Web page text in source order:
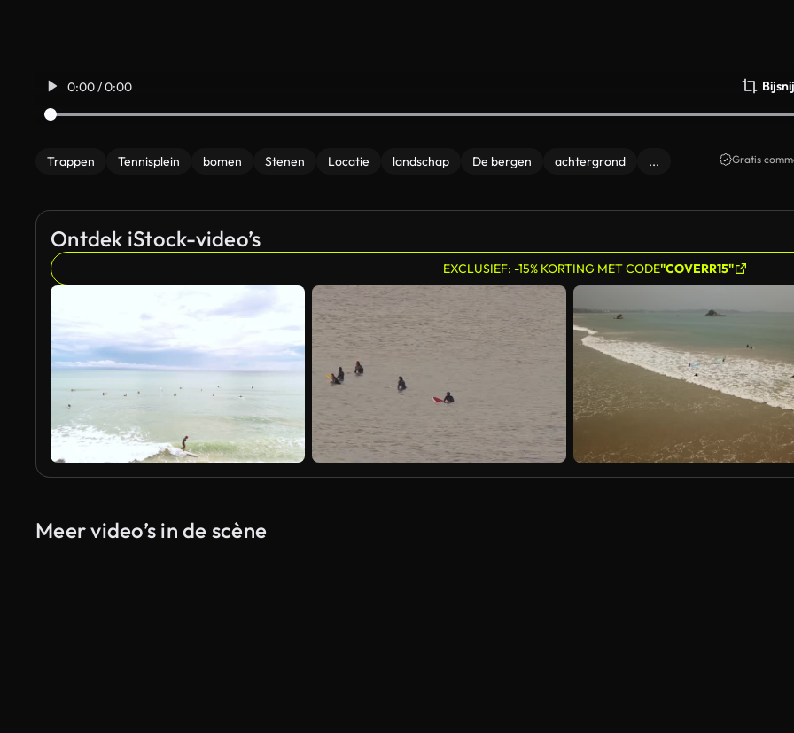
0:00 / 0:00
Trappen Tennisplein bomen Stenen Locatie landschap De bergen achtergrond ... Gratis
Ontdek iStock-video’s
EXCLUSIEF: -15% KORTING MET CODE"COVERR15"
Meer video’s in de scène